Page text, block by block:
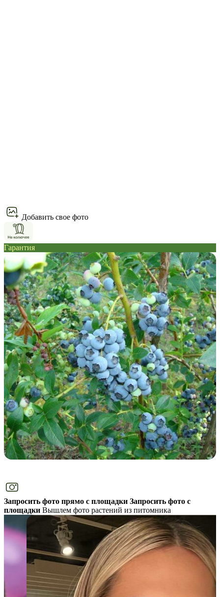
Добавить свое фото
Гарантия
Запросить фото прямо с площадки Запросить фото с
площадки Вышлем фото растений из питомника